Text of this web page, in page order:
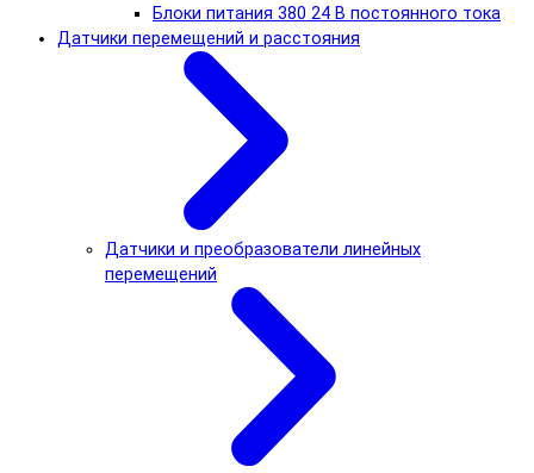
Блоки питания 380 24 В постоянного тока
Датчики перемещений и расстояния
Датчики и преобразователи линейных
перемещений